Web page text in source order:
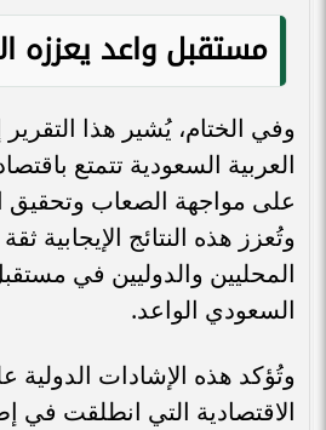
مستقبل واعد يعززه
وفي الختام، يُشير هذا
العربية السعودية تتمتع
على مواجهة الصعاب وتحقيق
وتُعزز هذه النتائج الإيجابية
المحليين والدوليين في
السعودي الواعد.
وتُؤكد هذه الإشادات الدولية